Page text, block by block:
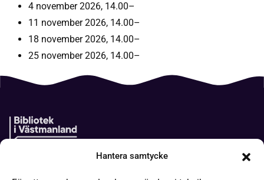
Hantera samtycke
4 november 2026, 14.00–
11 november 2026, 14.00–
18 november 2026, 14.00–
25 november 2026, 14.00–